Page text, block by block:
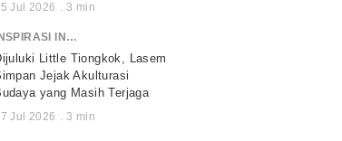
Jul 2026 . 3 min
INSPIRASI INDONESIA
Little Tiongkok, Lasem
Jejak Akulturasi
yang Masih Terjaga
Jul 2026 . 3 min